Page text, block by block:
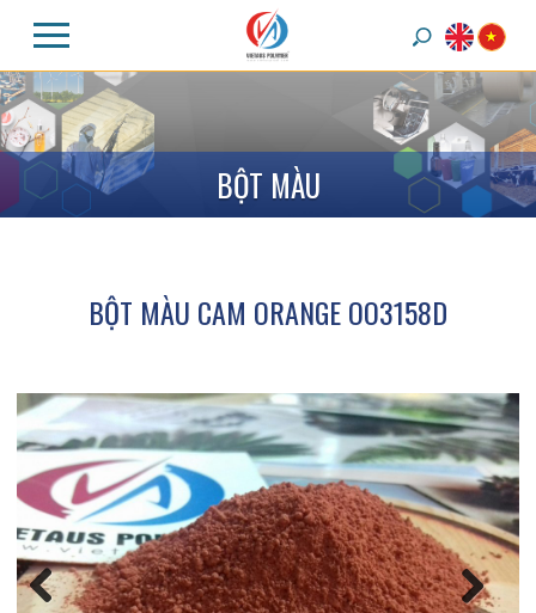
BỘT MÀU
BỘT MÀU CAM ORANGE OO3158D